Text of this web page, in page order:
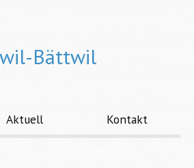
Bättwil
Aktuell Kontakt